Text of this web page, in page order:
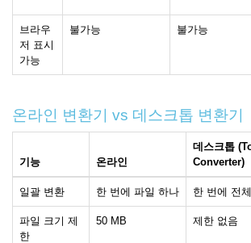
브라우
저 표시
가능
불가능 불가능
온라인 변환기 vs 데스크톱 변환기
기능 온라인
데스크톱
Converter)
일괄 변환 한 번에 파일 하나 한 번에 전
파일 크기 제
한
50 MB 제한 없음